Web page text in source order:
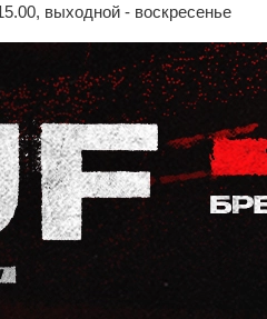
выходной - воскресенье